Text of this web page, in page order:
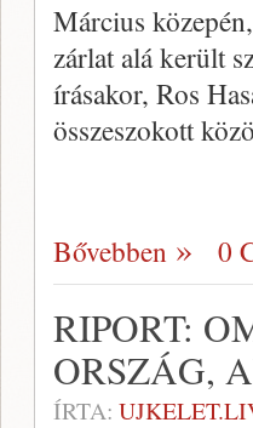
Március
zárlat alá került
írásakor, Ros
összeszokott
Bővebben 0
RIPORT:
ORSZÁG,
ÍRTA: